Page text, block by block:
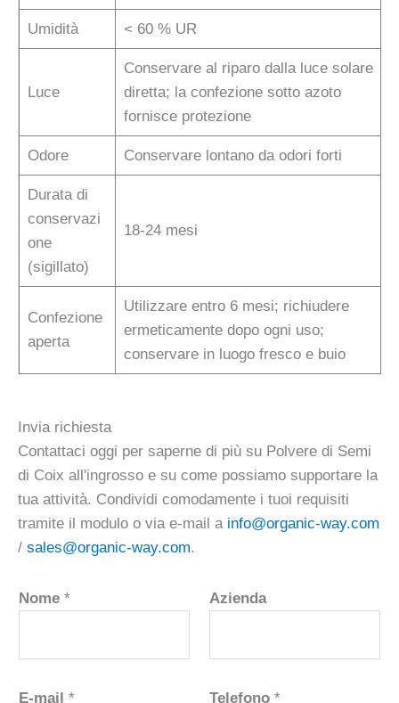
Umidità < 60 % UR
Luce
Conservare al riparo dalla luce solare
diretta; la confezione sotto azoto
fornisce protezione
Odore Conservare lontano da odori forti
Durata di
conservazi
one
(sigillato)
18-24 mesi
Confezione
aperta
Utilizzare entro 6 mesi; richiudere
ermeticamente dopo ogni uso;
conservare in luogo fresco e buio
Invia richiesta
Contattaci oggi per saperne di più su Polvere di Semi
di Coix all'ingrosso e su come possiamo supportare la
tua attività. Condividi comodamente i tuoi requisiti
tramite il modulo o via e-mail a info@organic-way.com
/ sales@organic-way.com.
Nome * Azienda
E-mail * Telefono *